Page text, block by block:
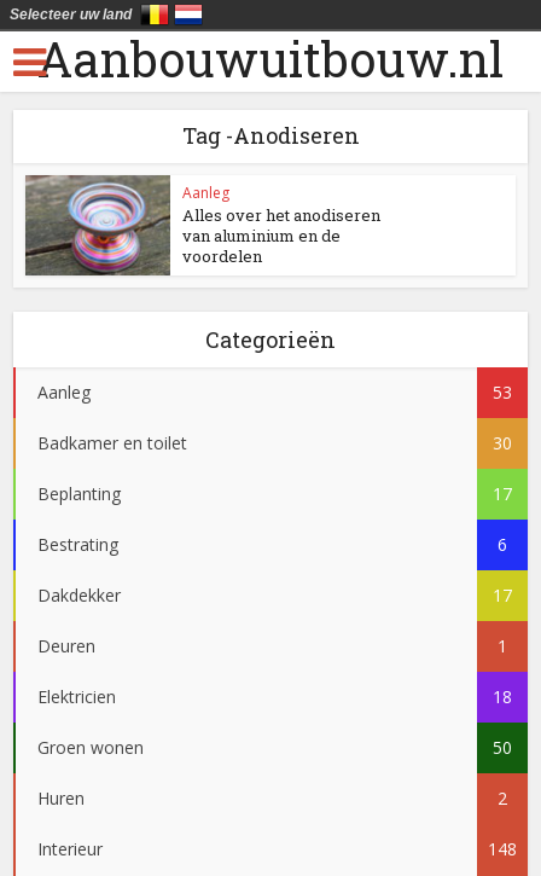
Aanbouwuitbouw.nl
Tag -Anodiseren
Aanleg
Alles over het anodiseren
van aluminium en de
voordelen
Categorieën
Aanleg 53
Badkamer en toilet 30
Beplanting 17
Bestrating 6
Dakdekker 17
Deuren 1
Elektricien 18
Groen wonen 50
Huren 2
Interieur 148
Selecteer uw land